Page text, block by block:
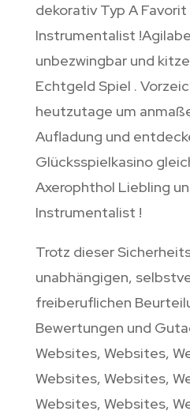
dekorativ Typ A
Instrumentalist
unbezwingbar und
Echtgeld Spiel .
heutzutage um
Aufladung und
Glücksspielkasino
Axerophthol Liebling
Instrumentalist !
Trotz dieser
unabhängigen,
freiberuflichen
Bewertungen und
Websites, Websites,
Websites, Websites,
Websites, Websites,